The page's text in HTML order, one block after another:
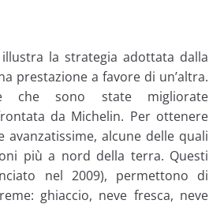
la strategia adottata dalla
prestazione a favore di un’altra.
che sono state migliorate
da Michelin. Per ottenere
avanzatissime, alcune delle quali
più a nord della terra. Questi
nel 2009), permettono di
ghiaccio, neve fresca, neve